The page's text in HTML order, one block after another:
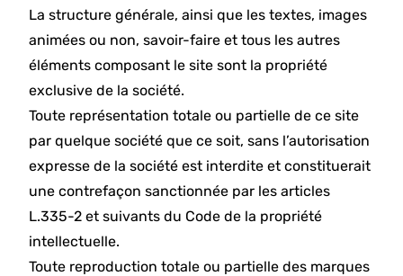
La structure générale, ainsi que les textes, images
animées ou non, savoir-faire et tous les autres
éléments composant le site sont la propriété
exclusive de la société.
Toute représentation totale ou partielle de ce site
par quelque société que ce soit, sans l’autorisation
expresse de la société est interdite et constituerait
une contrefaçon sanctionnée par les articles
L.335-2 et suivants du Code de la propriété
intellectuelle.
Toute reproduction totale ou partielle des marques